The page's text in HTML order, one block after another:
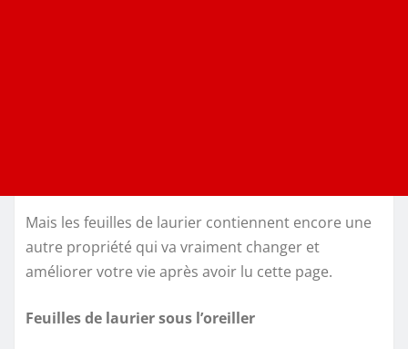
Mais les feuilles de laurier contiennent encore une
autre propriété qui va vraiment changer et
améliorer votre vie après avoir lu cette page.
Feuilles de laurier sous l’oreiller